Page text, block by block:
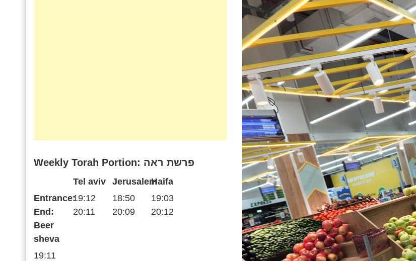
Weekly Torah Portion: פרשת ראה
Entrance:
End:
Tel aviv
19:12
20:11
Jerusalem
18:50
20:09
Haifa
19:03
20:12
Beer
sheva
19:11